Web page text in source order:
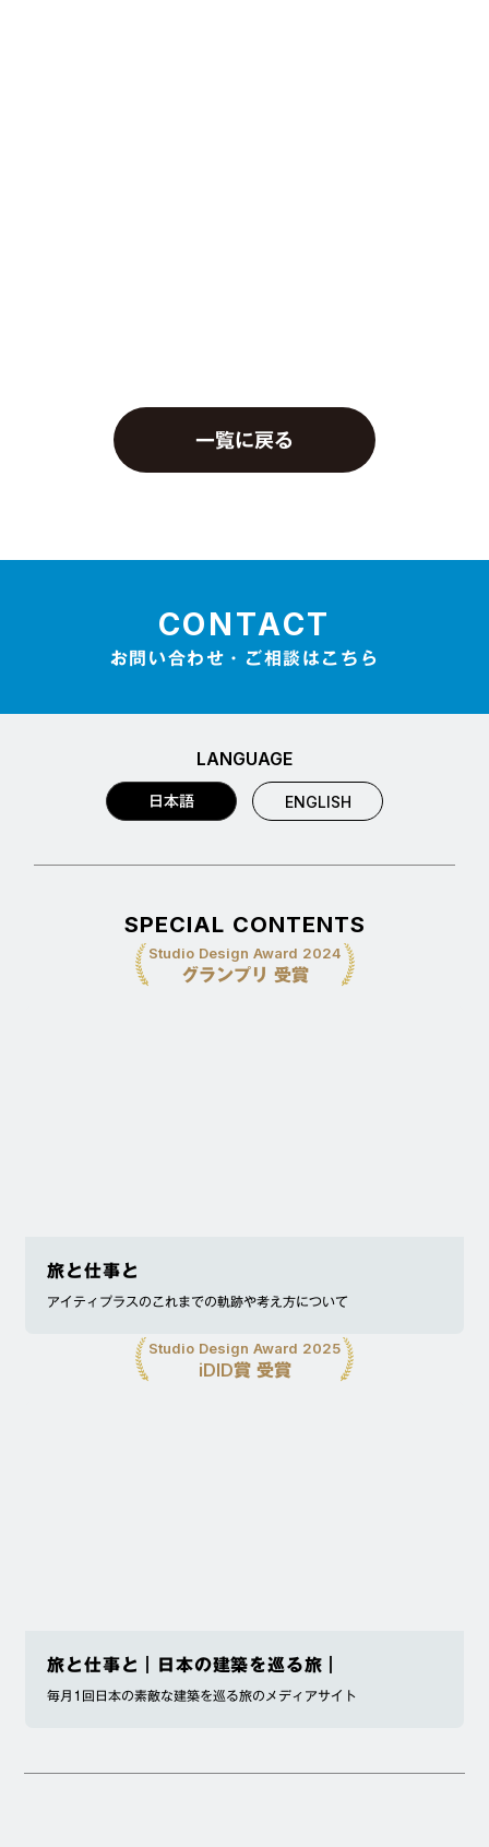
一覧に戻る
CONTACT
お問い合わせ・ご相談はこちら
LANGUAGE
日本語 ENGLISH
SPECIAL CONTENTS
Studio Design Award 2024
グランプリ 受賞
旅と仕事と
アイティプラスのこれまでの軌跡や考え方について
Studio Design Award 2025
iDID賞 受賞
旅と仕事と｜日本の建築を巡る旅｜
毎月1回日本の素敵な建築を巡る旅のメディアサイト